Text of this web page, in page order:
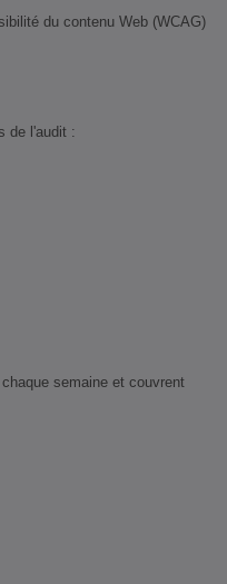
du contenu Web (WCAG)
de l'audit :
semaine et couvrent